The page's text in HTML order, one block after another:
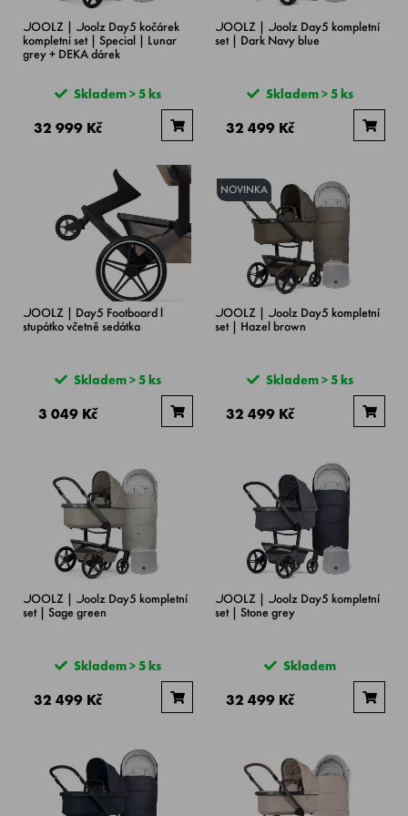
JOOLZ | Joolz Day5 kočárek
kompletní set | Special | Lunar
grey + DEKA dárek
Skladem > 5 ks
32 999 Kč
JOOLZ | Joolz Day5 kompletní
set | Dark Navy blue
Skladem > 5 ks
32 499 Kč
JOOLZ | Day5 Footboard l
stupátko včetně sedátka
Skladem > 5 ks
3 049 Kč
NOVINKA
JOOLZ | Joolz Day5 kompletní
set | Hazel brown
Skladem > 5 ks
32 499 Kč
JOOLZ | Joolz Day5 kompletní
set | Sage green
Skladem > 5 ks
32 499 Kč
JOOLZ | Joolz Day5 kompletní
set | Stone grey
Skladem
32 499 Kč